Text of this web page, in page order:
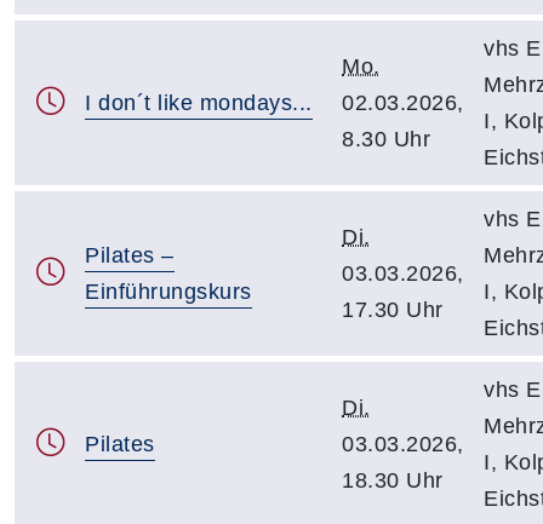
I don´t like mondays...
Mo.
02.03.2026,
8.30 Uhr
vhs
I,
Pilates –
Einführungskurs
Di.
03.03.2026,
17.30 Uhr
vhs
I,
Pilates
Di.
03.03.2026,
18.30 Uhr
vhs
I,